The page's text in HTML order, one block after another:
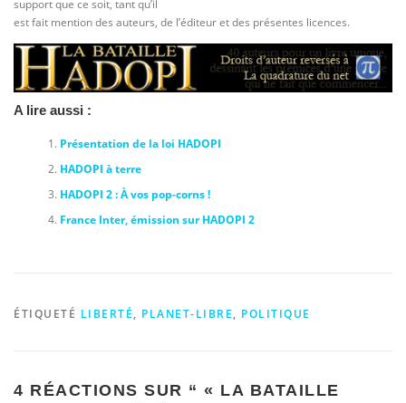
support que ce soit, tant qu’il
est fait mention des auteurs, de l’éditeur et des présentes licences.
A lire aussi :
Présentation de la loi HADOPI
HADOPI à terre
HADOPI 2 : À vos pop-corns !
France Inter, émission sur HADOPI 2
ÉTIQUETÉ LIBERTÉ, PLANET-LIBRE, POLITIQUE
4 RÉACTIONS SUR “ « LA BATAILLE